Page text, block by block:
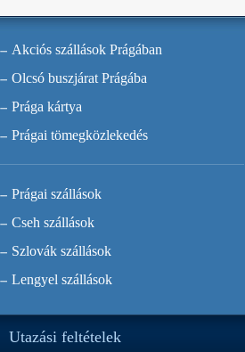
Akciós szállások Prágában
Olcsó buszjárat Prágába
Prága kártya
Prágai tömegközlekedés
Prágai szállások
Cseh szállások
Szlovák szállások
Lengyel szállások
Utazási feltételek